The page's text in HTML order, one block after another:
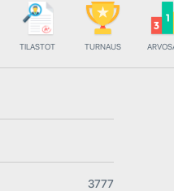
TILASTOT TURNAUS
3777